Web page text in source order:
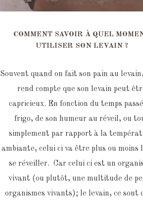
COMMENT SAVOIR À QUEL
UTILISER SON LEVAIN ?
Souvent quand on fait son pain au
rend compte que son levain peut
capricieux. En fonction du temps
frigo, de son humeur au réveil, ou
simplement par rapport à la
ambiante, celui ci va être plus ou moins
se réveiller. Car celui ci est un
vivant (ou plutôt, une multitude de
organismes vivants); le levain, ce sont